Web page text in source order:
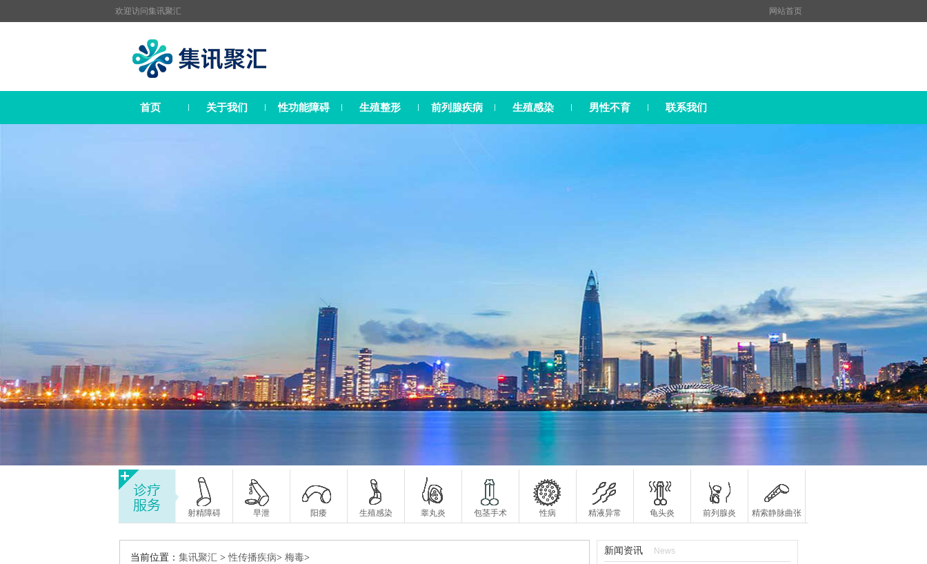
欢迎访问集讯聚汇 网站首页
首页 关于我们 性功能障碍 生殖整形 前列腺疾病 生殖感染 男性不育 联系我们
射精障碍 早泄 阳痿 生殖感染 睾丸炎 包茎手术 性病 精液异常 龟头炎 前列腺炎 精索静脉曲张
当前位置： 集讯聚汇 >性传播疾病> 梅毒>
新闻资讯 News